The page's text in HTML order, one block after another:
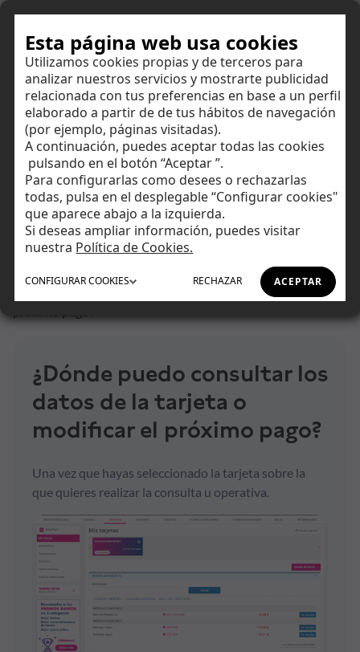
Esta página web usa cookies
Utilizamos cookies propias y de terceros para
analizar nuestros servicios y mostrarte publicidad
relacionada con tus preferencias en base a un perfil
elaborado a partir de de tus hábitos de navegación
(por ejemplo, páginas visitadas).
A continuación, puedes aceptar todas las cookies
pulsando en el botón “Aceptar ”.
Para configurarlas como desees o rechazarlas
todas, pulsa en el desplegable “Configurar cookies"
que aparece abajo a la izquierda.
Si deseas ampliar información, puedes visitar
nuestra Política de Cookies.
ACEPTAR
RECHAZAR
CONFIGURARCOOKIES
Ahorrar
Invertir
Tu día a día
Formación
Síguenos
Blog
Conócenos
Ayuda
Centro de ayuda
Encuentra respuestas a todas tus dudas y amplía tus
conocimientos financieros.
¿Dónde puedo consultar los datos de la tarjeta o modificar el
¿Dónde puedo consultar los
datos de la tarjeta o
modificar el próximo pago?
Una vez que hayas seleccionado la tarjeta sobre la
que quieres realizar la consulta u operativa.